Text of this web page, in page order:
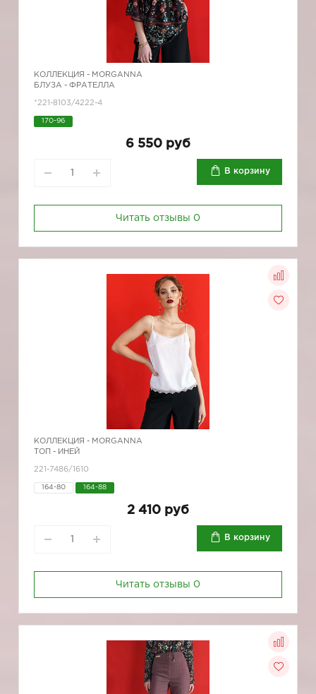
КОЛЛЕКЦИЯ - MORGANNA
БЛУЗА - ФРАТЕЛЛА
*221-8103/4222-4
170-96
6 550 руб
В корзину
Читать отзывы 0
КОЛЛЕКЦИЯ - MORGANNA
ТОП - ИНЕЙ
221-7486/1610
164-80 164-88
2 410 руб
В корзину
Читать отзывы 0